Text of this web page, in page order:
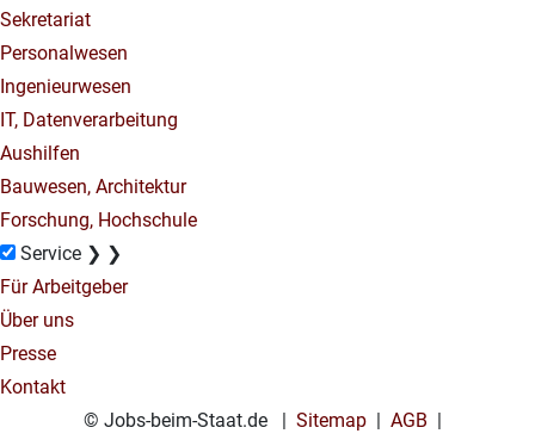
Sekretariat
Personalwesen
Ingenieurwesen
IT, Datenverarbeitung
Aushilfen
Bauwesen, Architektur
Forschung, Hochschule
Service ❯ ❯
Für Arbeitgeber
Über uns
Presse
Kontakt
© Jobs-beim-Staat.de | Sitemap AGB